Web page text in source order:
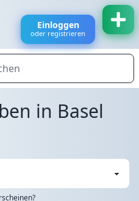
Einloggen
oder registrieren
in Basel